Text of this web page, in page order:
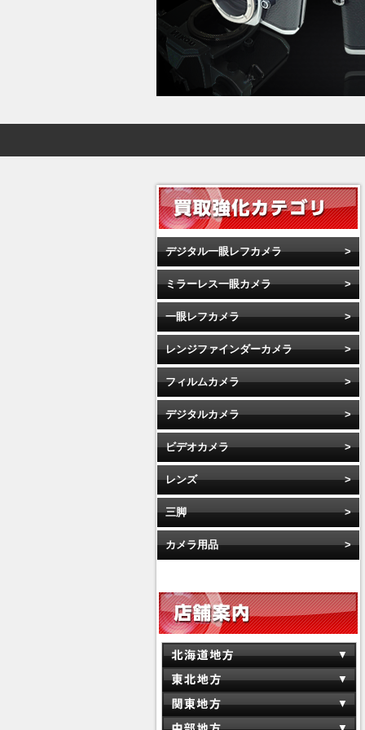
デジタル一眼レフカメラ
ミラーレス一眼カメラ
一眼レフカメラ
レンジファインダーカメラ
フィルムカメラ
デジタルカメラ
ビデオカメラ
レンズ
三脚
カメラ用品